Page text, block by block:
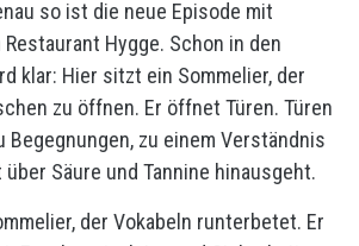
so ist die neue Episode mit
Hygge. Schon in den
klar: Hier sitzt ein Sommelier, der
zu öffnen. Er öffnet Türen. Türen
Begegnungen, zu einem Verständnis
Säure und Tannine hinausgeht.
der Vokabeln runterbetet. Er